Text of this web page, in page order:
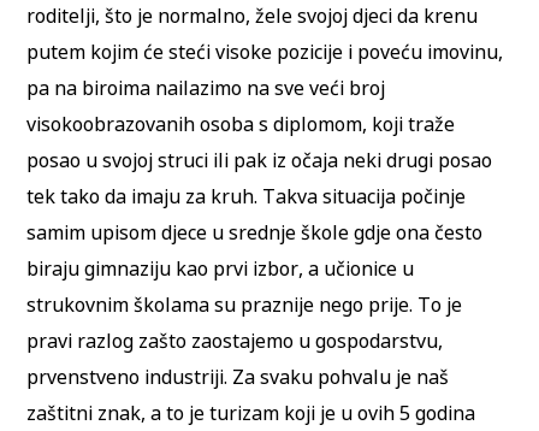
roditelji, što je normalno, žele svojoj djeci da krenu
putem kojim će steći visoke pozicije i poveću imovinu,
pa na biroima nailazimo na sve veći broj
visokoobrazovanih osoba s diplomom, koji traže
posao u svojoj struci ili pak iz očaja neki drugi posao
tek tako da imaju za kruh. Takva situacija počinje
samim upisom djece u srednje škole gdje ona često
biraju gimnaziju kao prvi izbor, a učionice u
strukovnim školama su praznije nego prije. To je
pravi razlog zašto zaostajemo u gospodarstvu,
prvenstveno industriji. Za svaku pohvalu je naš
zaštitni znak, a to je turizam koji je u ovih 5 godina